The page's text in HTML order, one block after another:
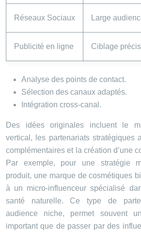
Réseaux Sociaux Large
Publicité en ligne Ciblage
Analyse des points de contact.
Sélection des canaux adaptés.
Intégration cross-canal.
Des idées originales incluent le
vertical, les partenariats stratégiques
complémentaires et la création d’une
Par exemple, pour une stratégie
produit, une marque de cosmétiques
à un micro-influenceur spécialisé
santé naturelle. Ce type de
audience niche, permet souvent
important que de passer par des